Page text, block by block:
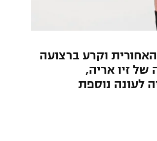
וקרע ברצועה
של זיו אריה,
לעונה נוספת